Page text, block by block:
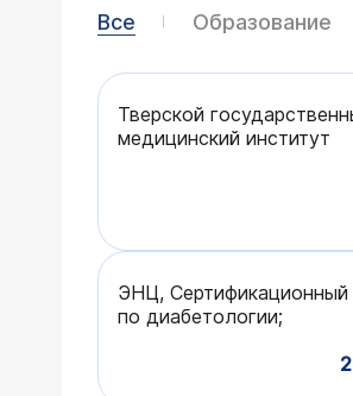
Все Образование
Тверской
медицинский институт
ЭНЦ, Сертификационный
по диабетологии;